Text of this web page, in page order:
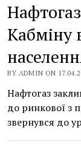
Кабміну
BY ADMIN ON
Нафтогаз
до ринкової з
звернувся до